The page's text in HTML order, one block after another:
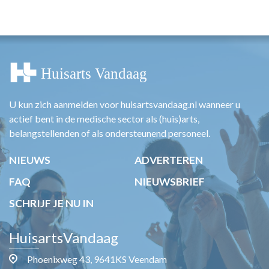
TARIEVEN
MEDISCHE VAKHANDEL
REGISTRATIE
U kun zich aanmelden voor huisartsvandaag.nl wanneer u
actief bent in de medische sector als (huis)arts,
belangstellenden of als ondersteunend personeel.
NIEUWS
ADVERTEREN
FAQ
NIEUWSBRIEF
SCHRIJF JE NU IN
HuisartsVandaag
Phoenixweg 43, 9641KS Veendam